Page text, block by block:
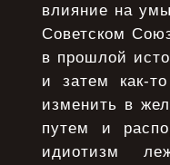
влияние на
Советском
в прошлой
и затем как-
изменить в
путем и
идиотизм